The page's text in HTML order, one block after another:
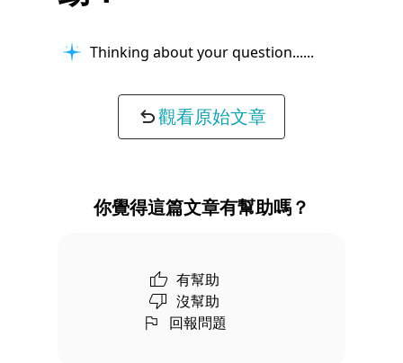
Thinking about your question...
觀看原始文章
你覺得這篇文章有幫助嗎？
有幫助
沒幫助
回報問題